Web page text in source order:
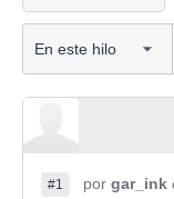
#1 por gar_ink